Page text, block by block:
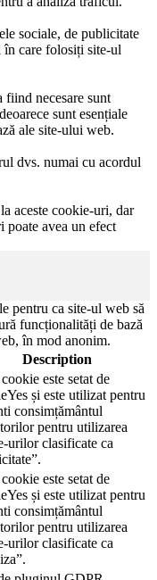
sociale, de publicitate
care folosiți site-ul
fiind necesare sunt
sunt esențiale
ale site-ului web.
dvs. numai cu acordul
aceste cookie-uri, dar
poate avea un efect
pentru ca site-ul web să
funcționalități de bază
în mod anonim.
Description
este setat de
și este utilizat pentru
consimțământul
pentru utilizarea
urilor clasificate ca
este setat de
și este utilizat pentru
consimțământul
pentru utilizarea
urilor clasificate ca